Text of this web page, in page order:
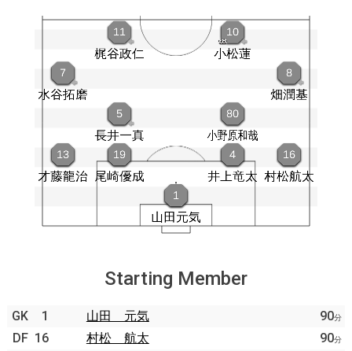
Starting Member
GK 1 山田 元気 90分
DF 16 村松 航太 90分